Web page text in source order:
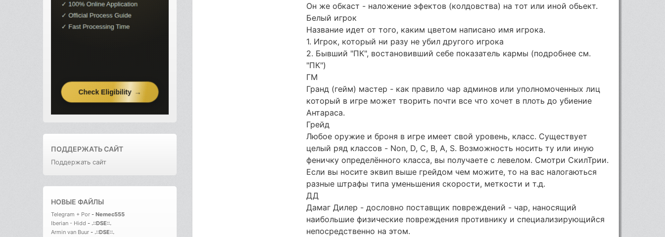
ПОДДЕРЖАТЬ САЙТ
Поддержать сайт
НОВЫЕ ФАЙЛЫ
Telegram + Por - Nemec555
Iberian - Hidd - .::DSE::.
Armin van Buur - .::DSE::.
Он же обкаст - наложение эфектов (колдовства) на тот или иной обьект.
Белый игрок
Название идет от того, каким цветом написано имя игрока.
1. Игрок, который ни разу не убил другого игрока
2. Бывший "ПК", востановивший себе показатель кармы (подробнее см.
"ПК")
ГМ
Гранд (гейм) мастер - как правило чар админов или уполномоченных лиц
который в игре может творить почти все что хочет в плоть до убиение
Антараса.
Грейд
Любое оружие и броня в игре имеет свой уровень, класс. Существует
целый ряд классов - Non, D, C, B, A, S. Возможность носить ту или иную
феничку определённого класса, вы получаете с левелом. Смотри СкилТрии.
Если вы носите эквип выше грейдом чем можите, то на вас налогаються
разные штрафы типа уменьшения скорости, меткости и т.д.
ДД
Дамаг Дилер - дословно поставщик повреждений - чар, наносящий
наибольшие физические повреждения противнику и специализирующийся
непосредственно на этом.